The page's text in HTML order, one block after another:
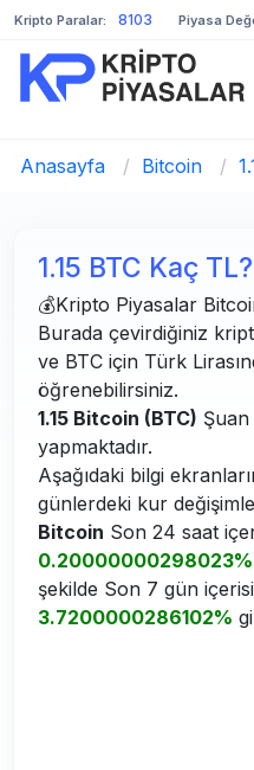
Kripto Paralar: 8103 Piyasa
Anasayfa / Bitcoin /
1.15 BTC Kaç TL?
💰Kripto Piyasalar
Burada çevirdiğiniz
ve BTC için Türk
öğrenebilirsiniz.
1.15 Bitcoin (BTC)
yapmaktadır.
Aşağıdaki bilgi
günlerdeki kur
Bitcoin Son 24 saat
0.20000000298023%
şekilde Son 7 gün
3.7200000286102%